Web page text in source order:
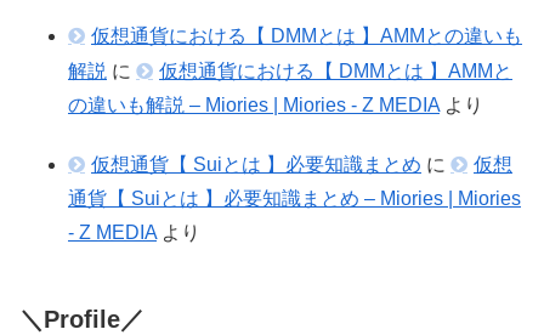
仮想通貨における【 DMMとは 】AMMとの違いも
解説 に
仮想通貨における【 DMMとは 】AMMと
の違いも解説 – Miories | Miories - Z MEDIAより
仮想通貨【 Suiとは 】必要知識まとめ に
仮想
通貨【 Suiとは 】必要知識まとめ – Miories | Miories
- Z MEDIAより
＼Profile／